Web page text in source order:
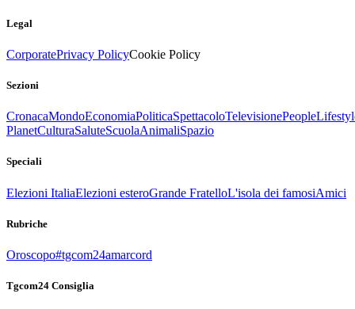
Legal
CorporatePrivacy PolicyCookie Policy
Sezioni
CronacaMondoEconomiaPoliticaSpettacoloTelevisionePeople
PlanetCulturaSaluteScuolaAnimaliSpazio
Speciali
Elezioni ItaliaElezioni esteroGrande FratelloL'isola dei famosiAmici
Rubriche
Oroscopo#tgcom24amarcord
Tgcom24 Consiglia